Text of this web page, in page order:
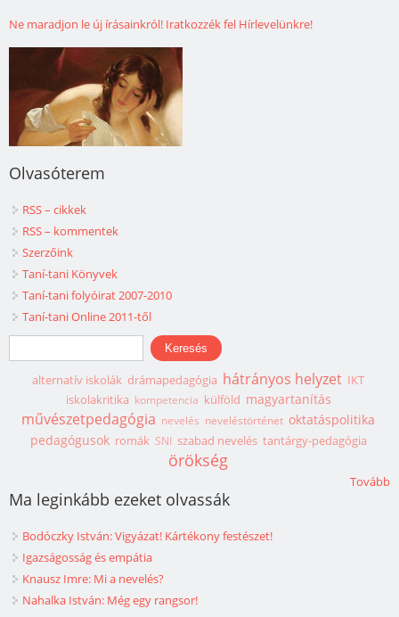
Ne maradjon le új írásainkról! Iratkozzék fel Hírlevelünkre!
Olvasóterem
RSS – cikkek
RSS – kommentek
Szerzőink
Taní-tani Könyvek
Taní-tani folyóirat 2007-2010
Taní-tani Online 2011-től
Keresés űrlap
Keresés
alternatív iskolák drámapedagógia hátrányos helyzet IKT
iskolakritika kompetencia külföld magyartanítás
művészetpedagógia nevelés neveléstörténet oktatáspolitika
pedagógusok romák SNI szabad nevelés tantárgy-pedagógia
örökség
Tovább
Ma leginkább ezeket olvassák
Bodóczky István: Vigyázat! Kártékony festészet!
Igazságosság és empátia
Knausz Imre: Mi a nevelés?
Nahalka István: Még egy rangsor!